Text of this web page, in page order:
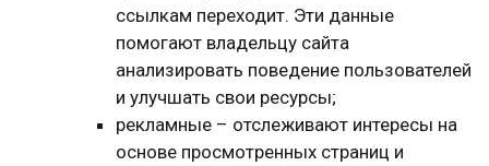
ссылкам переходит. Эти данные
помогают владельцу сайта
анализировать поведение пользователей
и улучшать свои ресурсы;
рекламные – отслеживают интересы на
основе просмотренных страниц и